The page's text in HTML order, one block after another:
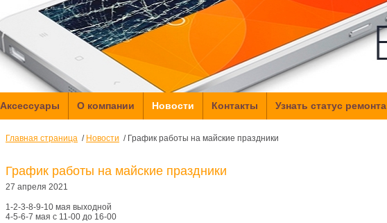
Аксессуары О компании Новости Контакты Узнать статус ремонта
Главная страница Новости График работы на майские праздники
График работы на майские праздники
27 апреля 2021
1-2-3-8-9-10 мая выходной
4-5-6-7 мая с 11-00 до 16-00